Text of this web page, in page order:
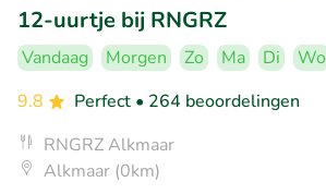
12-uurtje bij RNGRZ
Vandaag Morgen Zo Ma Di Wo
9.8
Perfect • 264 beoordelingen
RNGRZ Alkmaar
Alkmaar (0km)